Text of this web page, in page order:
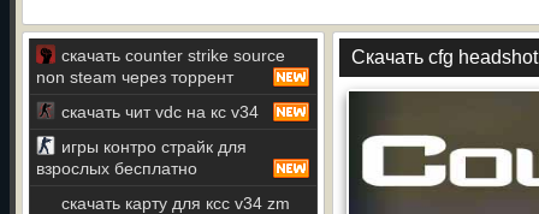
скачать counter strike source
non steam через торрент
скачать чит vdc на кс v34
игры контро страйк для
взрослых бесплатно
скачать карту для ксс v34 zm
Скачать cfg